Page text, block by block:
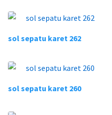
sol sepatu karet 262
sol sepatu karet 260